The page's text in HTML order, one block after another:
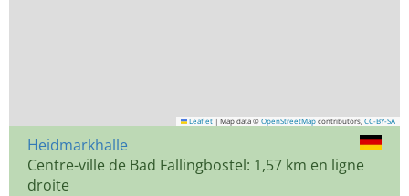
Leaflet | Map data © OpenStreetMap contributors, CC-BY-SA
Heidmarkhalle
Centre-ville de Bad Fallingbostel: 1,57 km en ligne
droite